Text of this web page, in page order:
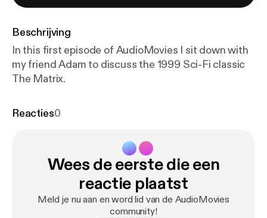
Beschrijving
In this first episode of AudioMovies I sit down with
my friend Adam to discuss the 1999 Sci-Fi classic
The Matrix.
Reacties0
Wees de eerste die een
reactie plaatst
Meld je nu aan en word lid van de AudioMovies
community!